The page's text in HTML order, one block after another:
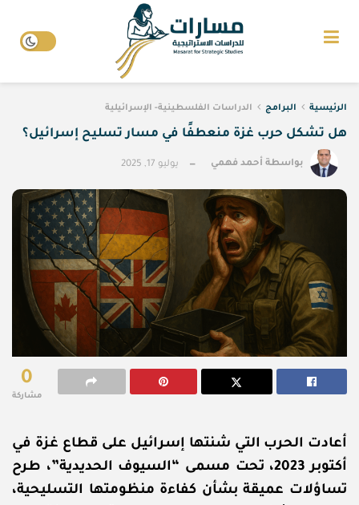
الرئيسية البرامج الدراسات الفلسطينية- الإسرائيلية
هل تشكل حرب غزة منعطفًا في مسار تسليح إسرائيل؟
بواسطة أحمد فهمي يوليو 17, 2025
0
مشاركة
أعادت الحرب التي شنتها إسرائيل على قطاع غزة في
أكتوبر 2023، تحت مسمى “السيوف الحديدية”، طرح
تساؤلات عميقة بشأن كفاءة منظومتها التسليحية،